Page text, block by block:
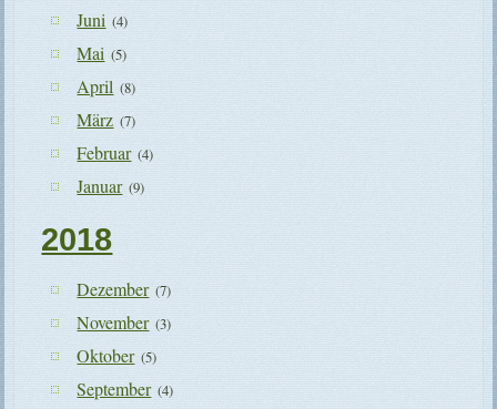
Juni (4)
Mai (5)
April (8)
März (7)
Februar (4)
Januar (9)
2018
Dezember (7)
November (3)
Oktober (5)
September (4)